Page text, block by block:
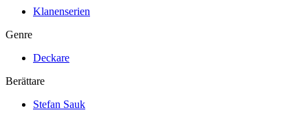
Klanenserien
Genre
Deckare
Berättare
Stefan Sauk